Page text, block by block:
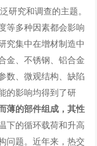
研究和调查的主题。
等多种因素都会影响
究集中在增材制造中
金、不锈钢、铝合金
数、微观结构、缺陷
的影响均得到了研
薄的部件组成，其性
下的循环载荷和升高
问题。近年来，热交